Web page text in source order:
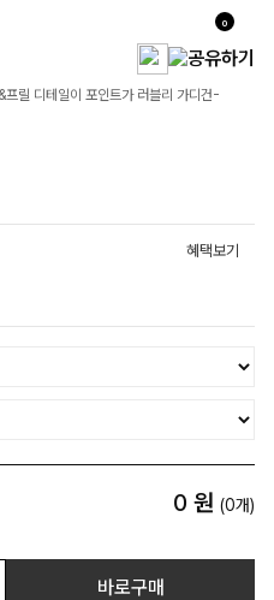
0
릴 디테일이 포인트가 러블리 가디건-
혜택보기
0 원 (0개)
바로구매